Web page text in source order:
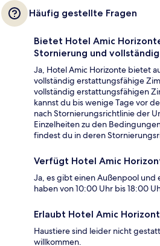
Häufig gestellte Fragen
Bietet Hotel Amic
Stornierung und
Ja, Hotel Amic Horizonte bietet
vollständig erstattungsfähige
vollständig erstattungsfähigen
kannst du bis wenige Tage vor
nach Stornierungsrichtlinie der
Einzelheiten zu den
findest du in deren
Verfügt Hotel Amic
Ja, es gibt einen Außenpool und
haben von 10:00 Uhr bis 18:00
Erlaubt Hotel Amic
Haustiere sind leider nicht
willkommen.